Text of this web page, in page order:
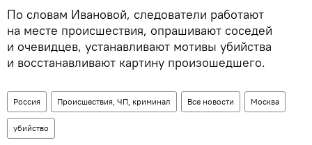
По словам Ивановой, следователи работают
на месте происшествия, опрашивают соседей
и очевидцев, устанавливают мотивы убийства
и восстанавливают картину произошедшего.
Россия Происшествия, ЧП, криминал Все новости Москва
убийство